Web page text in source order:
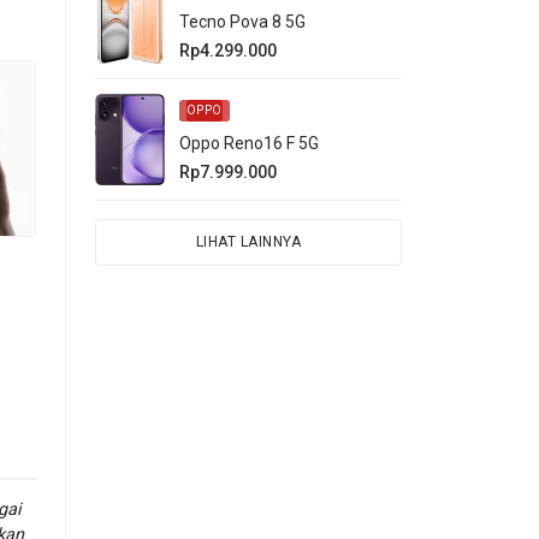
Tecno Pova 8 5G
Rp4.299.000
OPPO
Oppo Reno16 F 5G
Rp7.999.000
LIHAT LAINNYA